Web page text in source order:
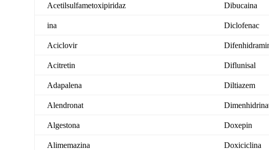
Acetilsulfametoxipiridaz Dibucaina
ina Diclofenac
Aciclovir
Acitretin Diflunisal
Adapalena Diltiazem
Alendronat
Algestona Doxepin
Alimemazina Doxiciclina